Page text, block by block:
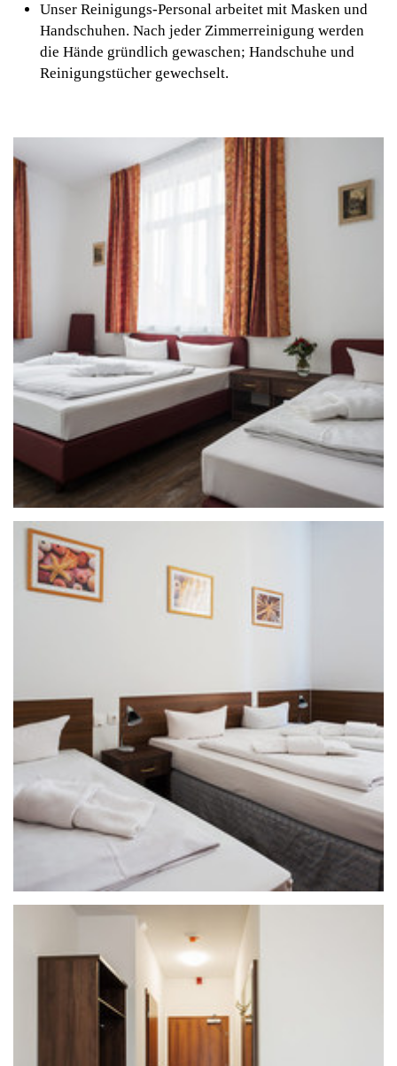
Unser Reinigungs-Personal arbeitet mit Masken und
Handschuhen. Nach jeder Zimmerreinigung werden
die Hände gründlich gewaschen; Handschuhe und
Reinigungstücher gewechselt.